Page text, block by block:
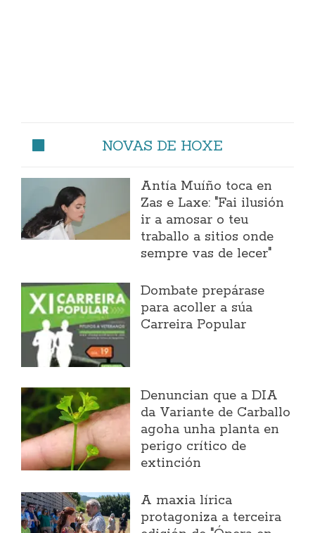
NOVAS DE HOXE
Antía Muíño toca en
Zas e Laxe: "Fai ilusión
ir a amosar o teu
traballo a sitios onde
sempre vas de lecer"
Dombate prepárase
para acoller a súa
Carreira Popular
Denuncian que a DIA
da Variante de Carballo
agoha unha planta en
perigo crítico de
extinción
A maxia lírica
protagoniza a terceira